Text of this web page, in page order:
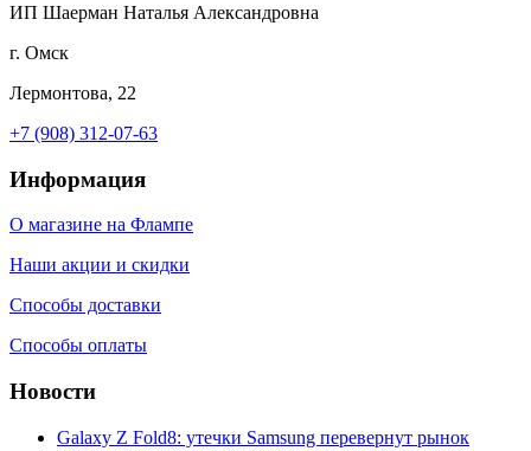
ИП Шаерман Наталья Александровна
г. Омск
Лермонтова, 22
+7 (908) 312-07-63
Информация
О магазине на Флампе
Наши акции и скидки
Способы доставки
Способы оплаты
Новости
Galaxy Z Fold8: утечки Samsung перевернут рынок